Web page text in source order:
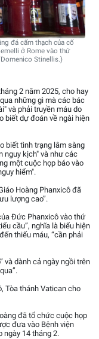
đá cẩm thạch của cố
ở Rome vào thứ
Stinellis.)
2 năm 2025, cho hay
những gì mà các bác
và phải truyền máu do
biết dự đoán về ngài hiện
biết tình trạng lâm sàng
nguy kịch" và như các
một cuộc họp báo vào
hiểm".
Hoàng Phanxicô đã
lượng cao”.
Đức Phanxicô vào thứ
cầu”, nghĩa là biểu hiện
thiếu máu, “cần phải
và dành cả ngày ngồi trên
Tòa thánh Vatican cho
đã tổ chức cuộc họp
đưa vào Bệnh viện
ngày 14 tháng 2.